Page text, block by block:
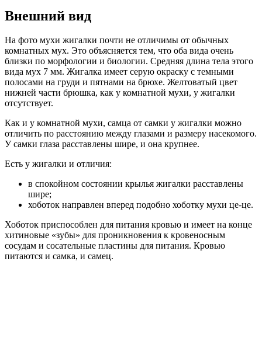
Внешний вид
На фото мухи жигалки почти не отличимы от обычных
комнатных мух. Это объясняется тем, что оба вида очень
близки по морфологии и биологии. Средняя длина тела этого
вида мух 7 мм. Жигалка имеет серую окраску с темными
полосами на груди и пятнами на брюхе. Желтоватый цвет
нижней части брюшка, как у комнатной мухи, у жигалки
отсутствует.
Как и у комнатной мухи, самца от самки у жигалки можно
отличить по расстоянию между глазами и размеру насекомого.
У самки глаза расставлены шире, и она крупнее.
Есть у жигалки и отличия:
в спокойном состоянии крылья жигалки расставлены
шире;
хоботок направлен вперед подобно хоботку мухи це-це.
Хоботок приспособлен для питания кровью и имеет на конце
хитиновые «зубы» для проникновения к кровеносным
сосудам и сосательные пластины для питания. Кровью
питаются и самка, и самец.